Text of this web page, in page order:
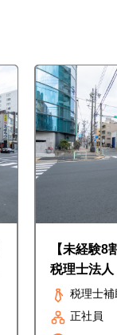
【未経験8
税理士法
補助スタッ
税理士補
正社員